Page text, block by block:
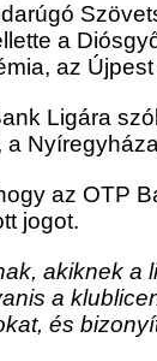
a
az
Ligára
a
az OTP
jogot.
akiknek a
a
és